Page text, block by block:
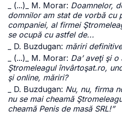
_ (...) _ M. Morar: Doamnelor,
domnilor am stat de vorbă cu
companiei, al firmei
se ocupă cu astfel de...
_ D. Buzdugan: măriri
_ (...) _ M. Morar: Da’ aveţi şi
Ştromeleagul învârtoşat.ro,
şi online, măriri?
_ D. Buzdugan: Nu, nu, firma
nu se mai cheamă
cheamă Penis de masă SRL!”